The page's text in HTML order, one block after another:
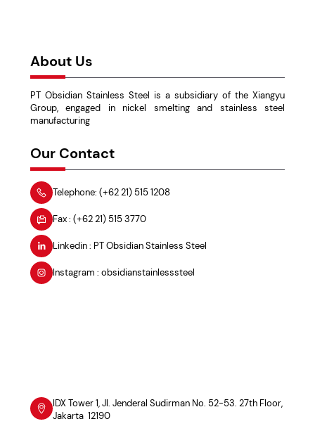
About Us
PT Obsidian Stainless Steel is a subsidiary of the Xiangyu
Group, engaged in nickel smelting and stainless steel
manufacturing
Our Contact
Telephone: (+62 21) 515 1208
Fax : (+62 21) 515 3770
Linkedin : PT Obsidian Stainless Steel
Instagram : obsidianstainlesssteel
IDX Tower 1, Jl. Jenderal Sudirman No. 52-53. 27th Floor,
Jakarta 12190